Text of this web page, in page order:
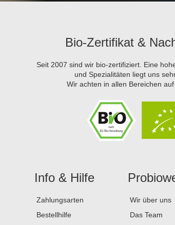
Bio-Zertifikat &
Seit 2007 sind wir bio-zertifiziert. Eine
und Spezialitäten liegt uns
Wir achten in allen Bereichen auf
Info & Hilfe
Zahlungsarten
Bestellhilfe
Wir über uns
Das Team